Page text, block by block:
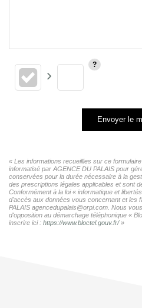
Envoyer le
« Les informations recueillies sur ce
informatisé par AGENCE DU PALAIS pour
conservées pour la durée nécessaire à la
des prescriptions légales applicables et sont
Conformément à la loi « informatique et
d'accès aux données vous concernant et les
PALAIS agencedupalais@orpi.com. Nous
d'opposition au démarchage téléphonique «
inscrire ici : https://www.bloctel.gouv.fr/»